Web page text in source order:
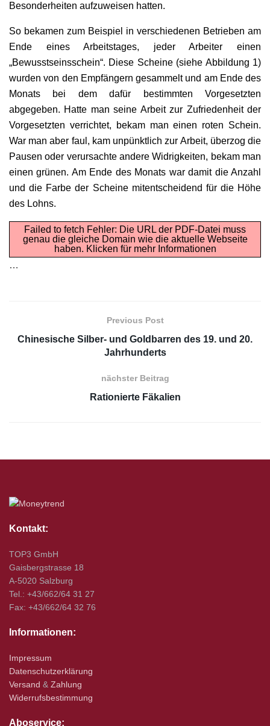
Besonderheiten aufzuweisen hatten.
So bekamen zum Beispiel in verschiedenen Betrieben am
Ende eines Arbeitstages, jeder Arbeiter einen
„Bewusstseinsschein“. Diese Scheine (siehe Abbildung 1)
wurden von den Empfängern gesammelt und am Ende des
Monats bei dem dafür bestimmten Vorgesetzten
abgegeben. Hatte man seine Arbeit zur Zufriedenheit der
Vorgesetzten verrichtet, bekam man einen roten Schein.
War man aber faul, kam unpünktlich zur Arbeit, überzog die
Pausen oder verursachte andere Widrigkeiten, bekam man
einen grünen. Am Ende des Monats war damit die Anzahl
und die Farbe der Scheine mitentscheidend für die Höhe
des Lohns.
Failed to fetch Fehler: Die URL der PDF-Datei muss
genau die gleiche Domain wie die aktuelle Webseite
haben. Klicken für mehr Informationen
…
Previous Post
Chinesische Silber- und Goldbarren des 19. und 20.
Jahrhunderts
nächster Beitrag
Rationierte Fäkalien
Kontakt:
TOP3 GmbH
Gaisbergstrasse 18
A-5020 Salzburg
Tel.: +43/662/64 31 27
Fax: +43/662/64 32 76
Informationen:
Impressum
Datenschutzerklärung
Versand & Zahlung
Widerrufsbestimmung
Aboservice: